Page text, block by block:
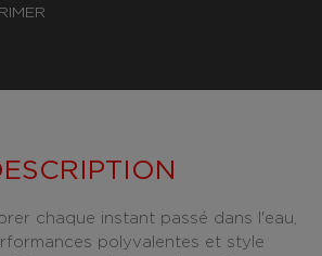
chaque instant passé dans l'eau,
polyvalentes et style